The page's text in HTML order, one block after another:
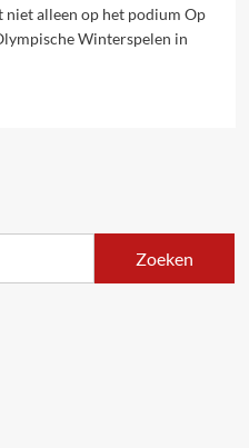
niet alleen op het podium Op
Winterspelen in
Zoeken